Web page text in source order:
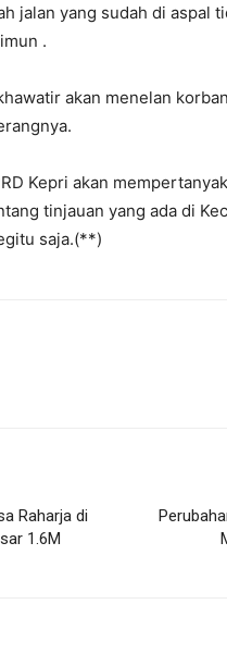
jalan yang sudah di aspal
.
akan menelan
Kepri akan
tinjauan yang ada di
saja.(**)
Raharja di
1.6M